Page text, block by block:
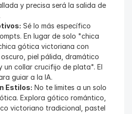
y precisa será la salida de
Sé lo más específico
En lugar de solo "chica
gótica victoriana con
piel pálida, dramático
un collar crucifijo de plata". El
guiar a la IA.
Estilos: No te limites a un solo
Explora gótico romántico,
victoriano tradicional, pastel